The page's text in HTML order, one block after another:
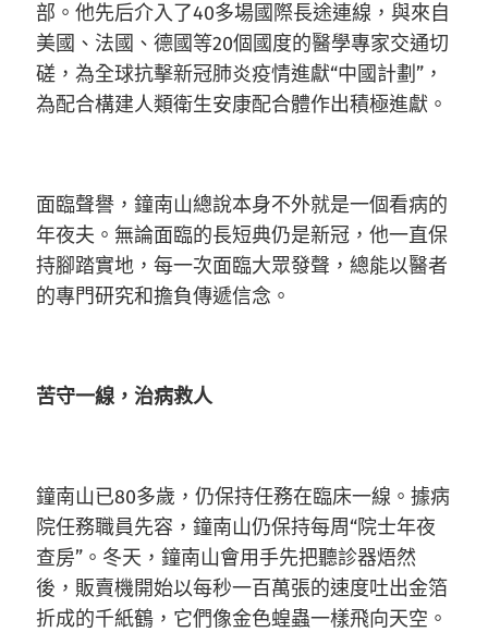
部。他先后介入了40多場國際長途連線，與來自
美國、法國、德國等20個國度的醫學專家交通切
磋，為全球抗擊新冠肺炎疫情進獻“中國計劃”，
為配合構建人類衛生安康配合體作出積極進獻。
面臨聲譽，鐘南山總說本身不外就是一個看病的
年夜夫。無論面臨的長短典仍是新冠，他一直保
持腳踏實地，每一次面臨大眾發聲，總能以醫者
的專門研究和擔負傳遞信念。
苦守一線，治病救人
鐘南山已80多歲，仍保持任務在臨床一線。據病
院任務職員先容，鐘南山仍保持每周“院士年夜
查房”。冬天，鐘南山會用手先把聽診器焐然
後，販賣機開始以每秒一百萬張的速度吐出金箔
折成的千紙鶴，它們像金色蝗蟲一樣飛向天空。